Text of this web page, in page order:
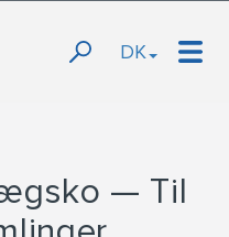
DK
— Til